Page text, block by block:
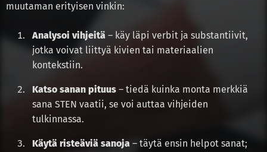
muutaman erityisen vinkin:
Analysoi vihjeitä – käy läpi verbit ja substantiivit,
jotka voivat liittyä kivien tai materiaalien
kontekstiin.
Katso sanan pituus – tiedä kuinka monta merkkiä
sana STEN vaatii, se voi auttaa vihjeiden
tulkinnassa.
Käytä risteäviä sanoja – täytä ensin helpot sanat;